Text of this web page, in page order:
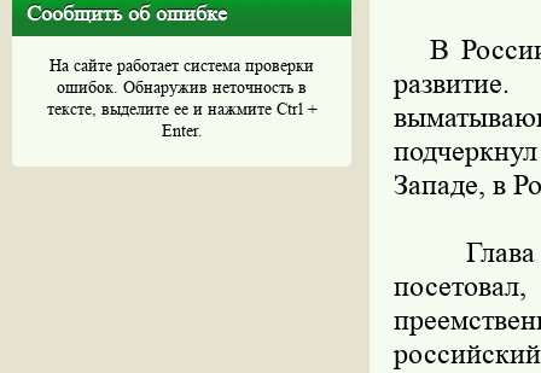
Сообщить об ошибке
На сайте работает система проверки
ошибок. Обнаружив неточность в
тексте, выделите ее и нажмите Ctrl +
Enter.
В
Западе, в
Глава